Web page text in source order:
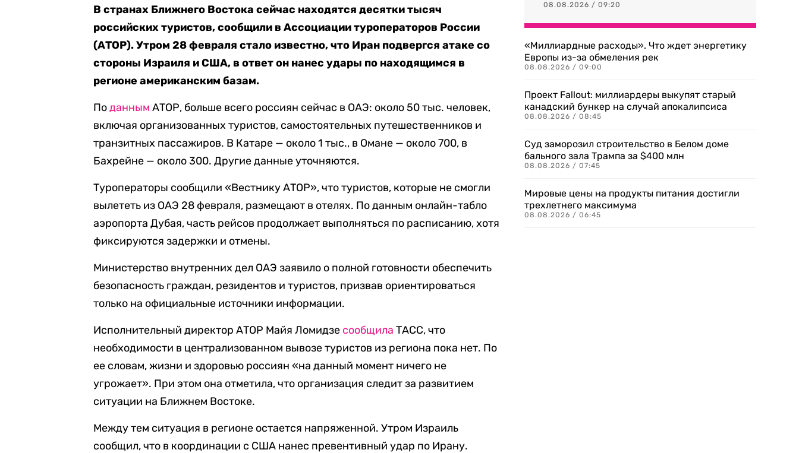
В странах Ближнего Востока сейчас находятся десятки тысяч
российских туристов, сообщили в Ассоциации туроператоров России
(АТОР). Утром 28 февраля стало известно, что Иран подвергся атаке со
стороны Израиля и США, в ответ он нанес удары по находящимся в
регионе американским базам.
Поданным АТОР, больше всего россиян сейчас в ОАЭ: около 50 тыс. человек,
включая организованных туристов, самостоятельных путешественников и
транзитных пассажиров. В Катаре — около 1 тыс., в Омане — около 700, в
Бахрейне — около 300. Другие данные уточняются.
Туроператоры сообщили «Вестнику АТОР», что туристов, которые не смогли
вылететь из ОАЭ 28 февраля, размещают в отелях. По данным онлайн-табло
аэропорта Дубая, часть рейсов продолжает выполняться по расписанию, хотя
фиксируются задержки и отмены.
Министерство внутренних дел ОАЭ заявило о полной готовности обеспечить
безопасность граждан, резидентов и туристов, призвав ориентироваться
только на официальные источники информации.
Исполнительный директор АТОР Майя Ломидзе сообщила ТАСС, что
необходимости в централизованном вывозе туристов из региона пока нет. По
ее словам, жизни и здоровью россиян «на данный момент ничего не
угрожает». При этом она отметила, что организация следит за развитием
ситуации на Ближнем Востоке.
Между тем ситуация в регионе остается напряженной. Утром Израиль
сообщил, что в координации с США нанес превентивный удар по Ирану.
08.08.2026 / 09:20
«Миллиардные расходы». Что ждет энергетику
Европы из-за обмеления рек
08.08.2026 / 09:00
Проект Fallout: миллиардеры выкупят старый
канадский бункер на случай апокалипсиса
08.08.2026 / 08:45
Суд заморозил строительство в Белом доме
бального зала Трампа за $400 млн
08.08.2026 / 07:45
Мировые цены на продукты питания достигли
трехлетнего максимума
08.08.2026 / 06:45